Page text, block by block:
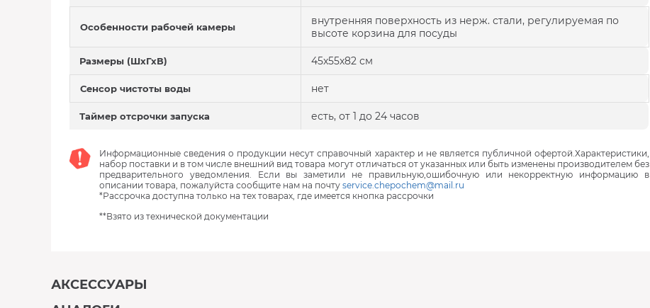
Особенности рабочей камеры
внутренняя поверхность из нерж. стали, регулируемая по
высоте корзина для посуды
Размеры (ШхГхВ) 45x55x82 см
Сенсор чистоты воды нет
Таймер отсрочки запуска есть, от 1 до 24 часов
Информационные сведения о продукции несут справочный характер и не является публичной офертой.Характеристики,
набор поставки и в том числе внешний вид товара могут отличаться от указанных или быть изменены производителем без
предварительного уведомления. Если вы заметили не правильную,ошибочную или некорректную информацию в
описании товара, пожалуйста сообщите нам на почту service.chepochem@mail.ru
*Рассрочка доступна только на тех товарах, где имеется кнопка рассрочки
**Взято из технической документации
АКСЕССУАРЫ